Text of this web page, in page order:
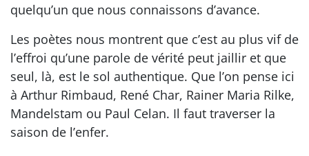
quelqu’un que nous connaissons d’avance.
Les poètes nous montrent que c’est au plus vif de
l’effroi qu’une parole de vérité peut jaillir et que
seul, là, est le sol authentique. Que l’on pense ici
à Arthur Rimbaud, René Char, Rainer Maria Rilke,
Mandelstam ou Paul Celan. Il faut traverser la
saison de l’enfer.